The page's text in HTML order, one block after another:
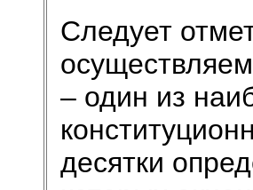
Следует
– один из
десятки